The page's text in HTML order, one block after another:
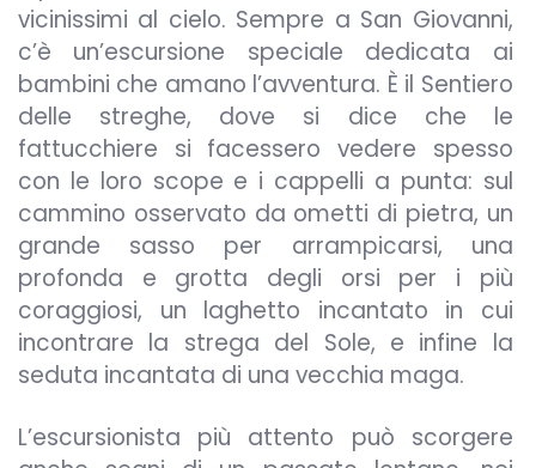
vicinissimi al cielo. Sempre a San Giovanni,
c’è un’escursione speciale dedicata ai
bambini che amano l’avventura. È il Sentiero
delle streghe, dove si dice che le
fattucchiere si facessero vedere spesso
con le loro scope e i cappelli a punta: sul
cammino osservato da ometti di pietra, un
grande sasso per arrampicarsi, una
profonda e grotta degli orsi per i più
coraggiosi, un laghetto incantato in cui
incontrare la strega del Sole, e infine la
seduta incantata di una vecchia maga.
L’escursionista più attento può scorgere